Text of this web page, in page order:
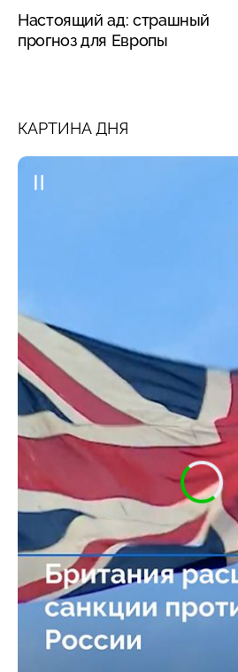
Настоящий ад: страшный
прогноз для Европы
КАРТИНА ДНЯ